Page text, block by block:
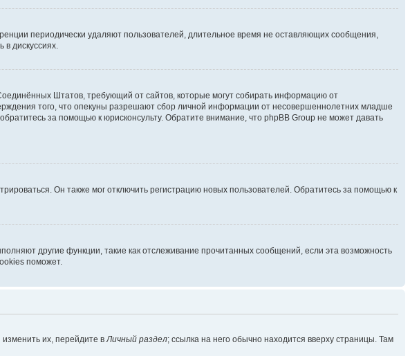
периодически удаляют пользователей, длительное время не оставляющих сообщения,
в дискуссиях.
Штатов, требующий от сайтов, которые могут собирать информацию от
того, что опекуны разрешают сбор личной информации от несовершеннолетних младше
за помощью к юрисконсульту. Обратите внимание, что phpBB Group не может давать
Он также мог отключить регистрацию новых пользователей. Обратитесь за помощью к
другие функции, такие как отслеживание прочитанных сообщений, если эта возможность
поможет.
их, перейдите вЛичный раздел; ссылка на него обычно находится вверху страницы. Там